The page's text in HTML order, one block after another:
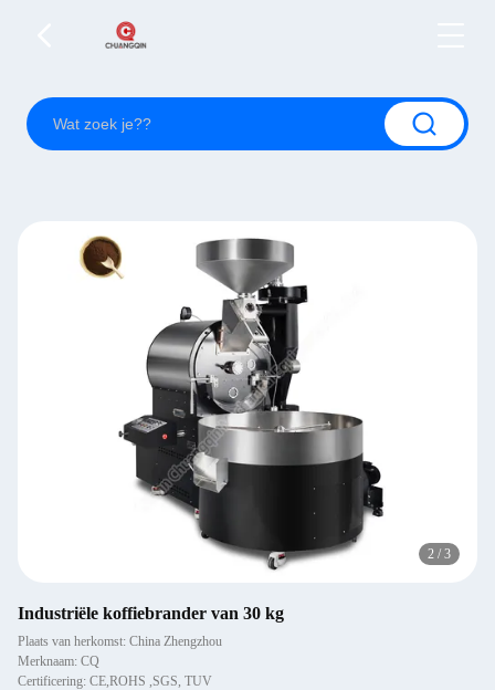
3 / 3
Industriële koffiebrander van 30 kg
Plaats van herkomst: China Zhengzhou
Merknaam: CQ
Certificering: CE,ROHS ,SGS, TUV